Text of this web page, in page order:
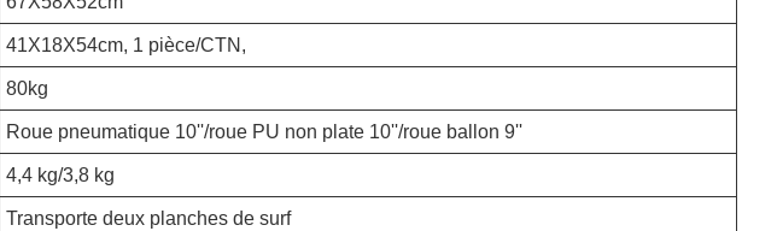
41X18X54cm, 1 pièce/CTN,
80kg
Roue pneumatique 10''/roue PU non plate 10''/roue ballon 9''
4,4 kg/3,8 kg
Transporte deux planches de surf